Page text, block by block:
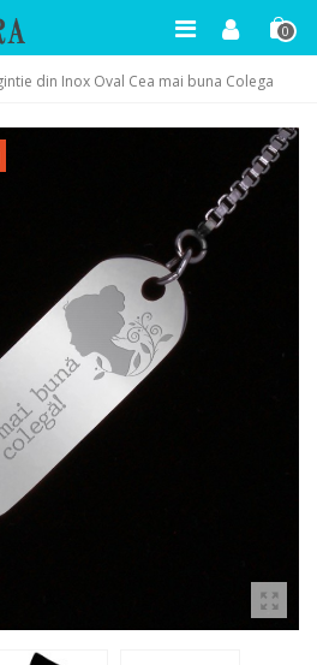
0
din Inox Oval Cea mai buna Colega